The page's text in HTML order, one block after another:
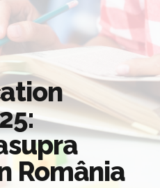
România